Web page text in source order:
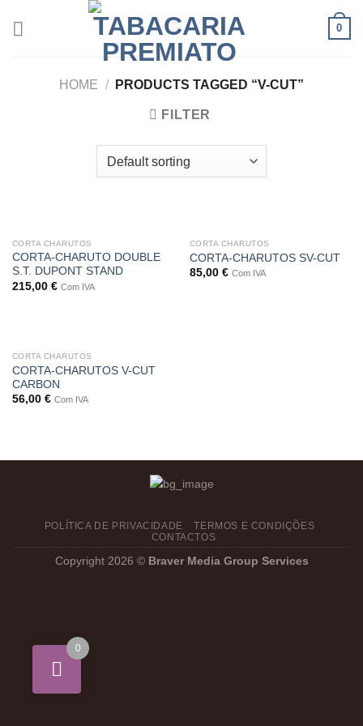
0
HOME / PRODUCTS TAGGED “V-CUT”
FILTER
CORTA CHARUTOS
CORTA-CHARUTO DOUBLE
S.T. DUPONT STAND
215,00 € Com IVA
CORTA CHARUTOS
CORTA-CHARUTOS SV-CUT
85,00 € Com IVA
CORTA CHARUTOS
CORTA-CHARUTOS V-CUT
CARBON
56,00 € Com IVA
POLÍTICA DE PRIVACIDADE
TERMOS E CONDIÇÕES
CONTACTOS
Copyright 2026 © Braver Media Group Services
0